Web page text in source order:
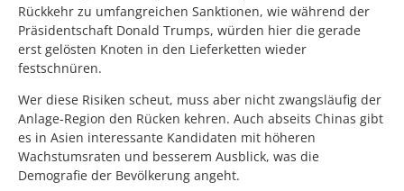
Rückkehr zu umfangreichen Sanktionen, wie während der
Präsidentschaft Donald Trumps, würden hier die gerade
erst gelösten Knoten in den Lieferketten wieder
festschnüren.
Wer diese Risiken scheut, muss aber nicht zwangsläufig der
Anlage-Region den Rücken kehren. Auch abseits Chinas gibt
es in Asien interessante Kandidaten mit höheren
Wachstumsraten und besserem Ausblick, was die
Demografie der Bevölkerung angeht.